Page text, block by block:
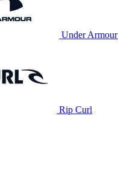
Under Armour
Rip Curl